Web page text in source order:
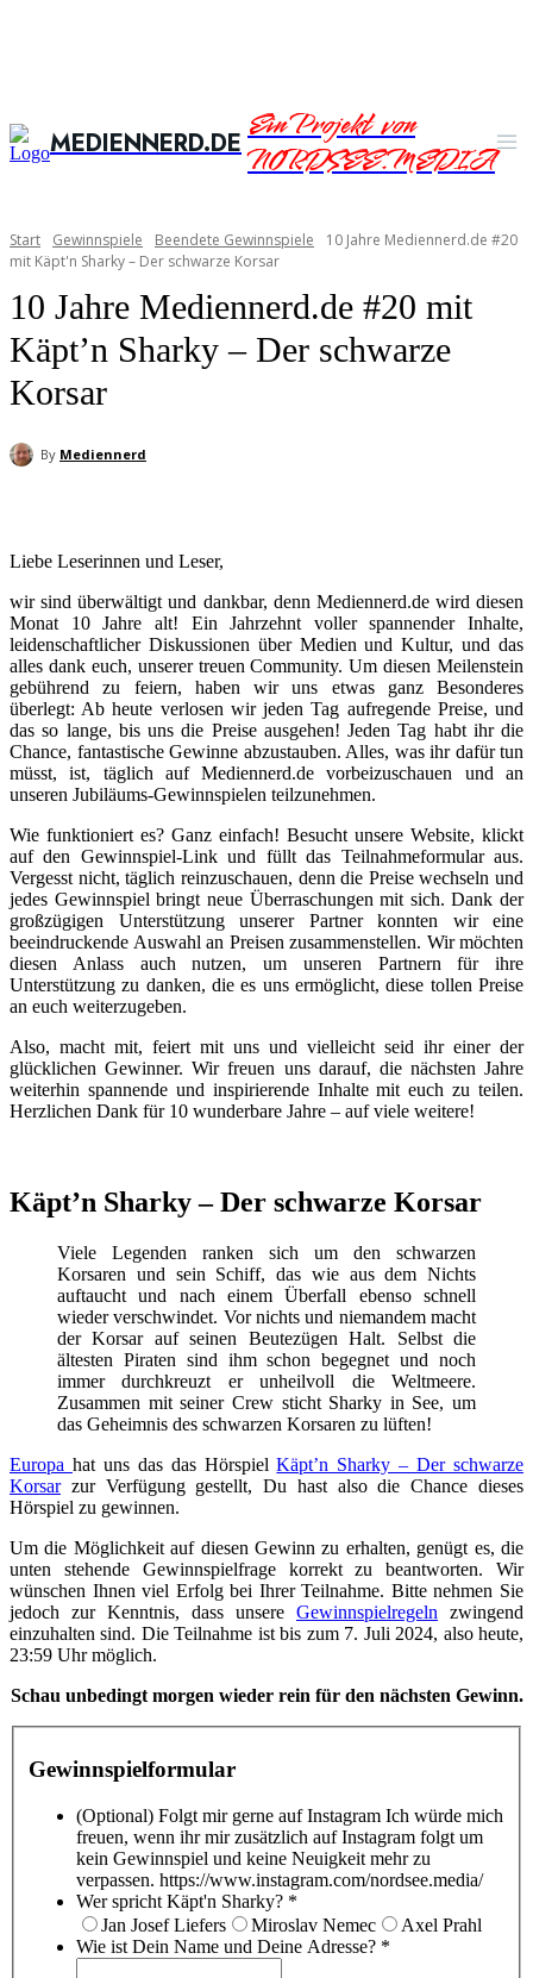
MEDIENNERD.DEEin Projekt von
NORDSEE.MEDIA
Start Gewinnspiele Beendete Gewinnspiele
10 Jahre Mediennerd.de #20
mit Käpt'n Sharky – Der schwarze Korsar
10 Jahre Mediennerd.de #20 mit
Käpt’n Sharky – Der schwarze
Korsar
By Mediennerd
Liebe Leserinnen und Leser,
wir sind überwältigt und dankbar, denn Mediennerd.de wird diesen
Monat 10 Jahre alt! Ein Jahrzehnt voller spannender Inhalte,
leidenschaftlicher Diskussionen über Medien und Kultur, und das
alles dank euch, unserer treuen Community. Um diesen Meilenstein
gebührend zu feiern, haben wir uns etwas ganz Besonderes
überlegt: Ab heute verlosen wir jeden Tag aufregende Preise, und
das so lange, bis uns die Preise ausgehen! Jeden Tag habt ihr die
Chance, fantastische Gewinne abzustauben. Alles, was ihr dafür tun
müsst, ist, täglich auf Mediennerd.de vorbeizuschauen und an
unseren Jubiläums-Gewinnspielen teilzunehmen.
Wie funktioniert es? Ganz einfach! Besucht unsere Website, klickt
auf den Gewinnspiel-Link und füllt das Teilnahmeformular aus.
Vergesst nicht, täglich reinzuschauen, denn die Preise wechseln und
jedes Gewinnspiel bringt neue Überraschungen mit sich. Dank der
großzügigen Unterstützung unserer Partner konnten wir eine
beeindruckende Auswahl an Preisen zusammenstellen. Wir möchten
diesen Anlass auch nutzen, um unseren Partnern für ihre
Unterstützung zu danken, die es uns ermöglicht, diese tollen Preise
an euch weiterzugeben.
Also, macht mit, feiert mit uns und vielleicht seid ihr einer der
glücklichen Gewinner. Wir freuen uns darauf, die nächsten Jahre
weiterhin spannende und inspirierende Inhalte mit euch zu teilen.
Herzlichen Dank für 10 wunderbare Jahre – auf viele weitere!
Käpt’n Sharky – Der schwarze Korsar
Viele Legenden ranken sich um den schwarzen
Korsaren und sein Schiff, das wie aus dem Nichts
auftaucht und nach einem Überfall ebenso schnell
wieder verschwindet. Vor nichts und niemandem macht
der Korsar auf seinen Beutezügen Halt. Selbst die
ältesten Piraten sind ihm schon begegnet und noch
immer durchkreuzt er unheilvoll die Weltmeere.
Zusammen mit seiner Crew sticht Sharky in See, um
das Geheimnis des schwarzen Korsaren zu lüften!
Europa hat uns das das HörspielKäpt’n Sharky – Der schwarze
Korsarzur Verfügung gestellt, Du hast also die Chance dieses
Hörspiel zu gewinnen.
Um die Möglichkeit auf diesen Gewinn zu erhalten, genügt es, die
unten stehende Gewinnspielfrage korrekt zu beantworten. Wir
wünschen Ihnen viel Erfolg bei Ihrer Teilnahme. Bitte nehmen Sie
jedoch zur Kenntnis, dass unsere Gewinnspielregeln zwingend
einzuhalten sind. Die Teilnahme ist bis zum 7. Juli 2024, also heute,
23:59 Uhr möglich.
Schau unbedingt morgen wieder rein für den nächsten Gewinn.
Gewinnspielformular
(Optional) Folgt mir gerne auf Instagram Ich würde mich
freuen, wenn ihr mir zusätzlich auf Instagram folgt um
kein Gewinnspiel und keine Neuigkeit mehr zu
verpassen. https://www.instagram.com/nordsee.media/
Wer spricht Käpt'n Sharky? *
Jan Josef Liefers
Miroslav Nemec
Axel Prahl
Wie ist Dein Name und Deine Adresse? *